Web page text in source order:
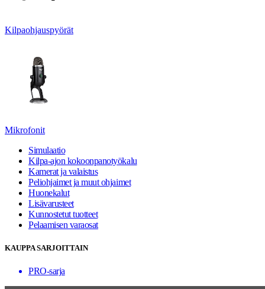
Kilpaohjauspyörät
Mikrofonit
Simulaatio
Kilpa-ajon kokoonpanotyökalu
Kamerat ja valaistus
Peliohjaimet ja muut ohjaimet
Huonekalut
Lisävarusteet
Kunnostetut tuotteet
Pelaamisen varaosat
KAUPPA SARJOITTAIN
PRO-sarja